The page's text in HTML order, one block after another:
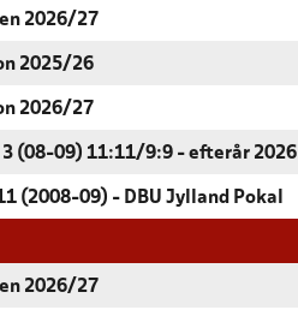
2026/27
2025/26
2026/27
3 (08-09) 11:11/9:9 - efterår 2026
(2008-09) - DBU Jylland Pokal
2026/27